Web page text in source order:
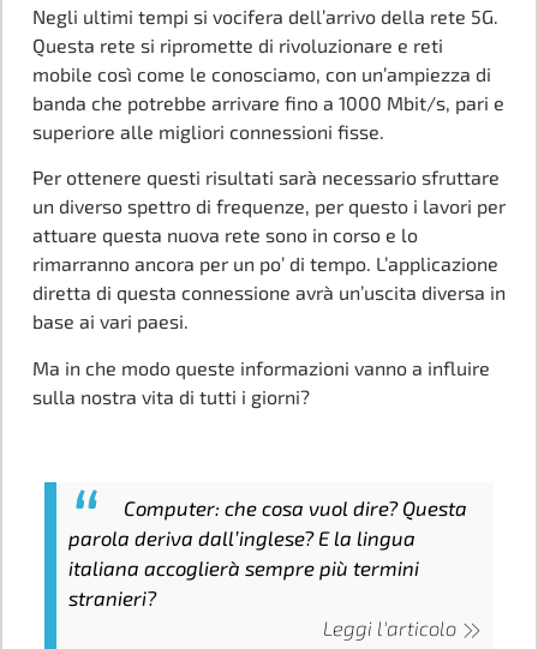
Negli ultimi tempi si vocifera dell’arrivo della rete 5G.
Questa rete si ripromette di rivoluzionare e reti
mobile così come le conosciamo, con un’ampiezza di
banda che potrebbe arrivare fino a 1000 Mbit/s, pari e
superiore alle migliori connessioni fisse.
Per ottenere questi risultati sarà necessario sfruttare
un diverso spettro di frequenze, per questo i lavori per
attuare questa nuova rete sono in corso e lo
rimarranno ancora per un po’ di tempo. L’applicazione
diretta di questa connessione avrà un’uscita diversa in
base ai vari paesi.
Ma in che modo queste informazioni vanno a influire
sulla nostra vita di tutti i giorni?
Computer: che cosa vuol dire? Questa
parola deriva dall’inglese? E la lingua
italiana accoglierà sempre più termini
stranieri?
Leggi l'articolo